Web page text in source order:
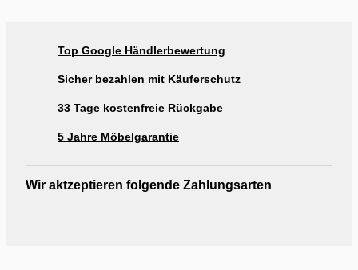
Top Google Händlerbewertung
Sicher bezahlen mit Käuferschutz
33 Tage kostenfreie Rückgabe
5 Jahre Möbelgarantie
Wir aktzeptieren folgende Zahlungsarten